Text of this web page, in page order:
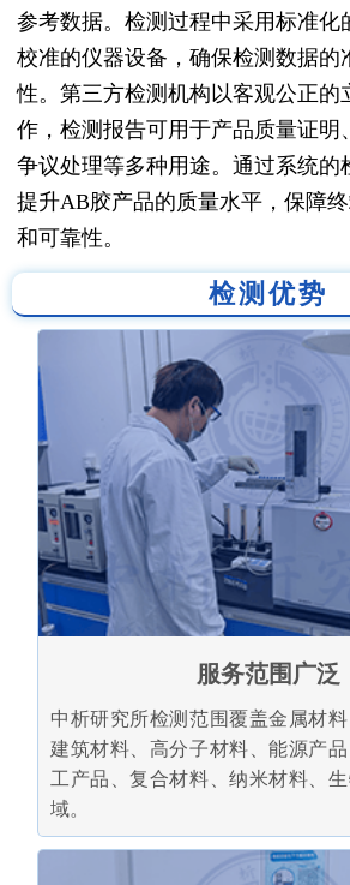
参考数据。检测过程中采用标准化
校准的仪器设备，确保检测数据的
性。第三方检测机构以客观公正的
作，检测报告可用于产品质量证明
争议处理等多种用途。通过系统的
提升AB胶产品的质量水平，保障
和可靠性。
检测优势
服务范围广泛
中析研究所检测范围覆盖金属材料
建筑材料、高分子材料、能源产
工产品、复合材料、纳米材料、
域。